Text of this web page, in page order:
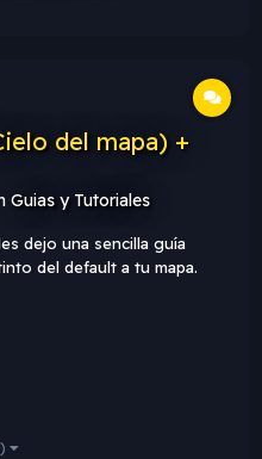
del mapa) +
Guias y Tutoriales
dejo una sencilla guía
del default a tu mapa.
que en el juego
de 360°